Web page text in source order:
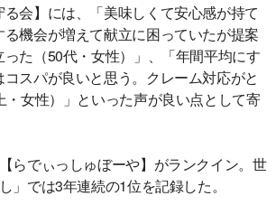
会】には、「美味しくて安心感が持て
機会が増えて献立に困っていたが提案
た（50代・女性）」、「年間平均にす
スパが良いと思う。クレーム対応がと
・女性）」といった声が良い点として寄
らでぃっしゅぼーや】がランクイン。世
」では3年連続の1位を記録した。